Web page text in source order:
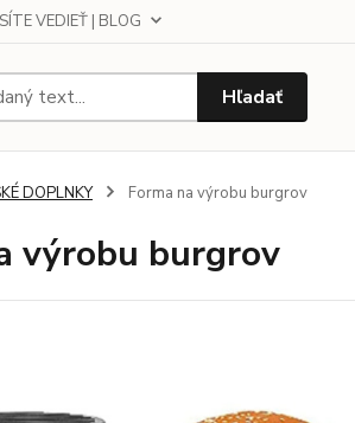
VEDIEŤ | BLOG
Hľadať
DOPLNKY Forma na výrobu burgrov
výrobu burgrov